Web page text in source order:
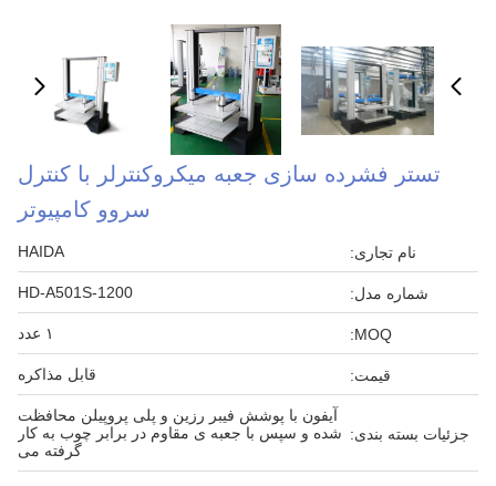
تستر فشرده سازی جعبه میکروکنترلر با کنترل
سروو کامپیوتر
نام تجاری: HAIDA
شماره مدل: HD-A501S-1200
MOQ: ۱ عدد
قیمت: قابل مذاکره
جزئیات بسته بندی:
آیفون با پوشش فیبر رزین و پلی پروپیلن محافظت
شده و سپس با جعبه ی مقاوم در برابر چوب به کار
گرفته می